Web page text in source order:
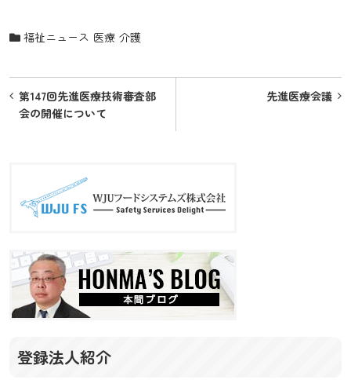
福祉ニュース 医療 介護
投
稿
ョ
先進医療会議
第147回先進医療技術審査部
会の開催について
登録法人紹介